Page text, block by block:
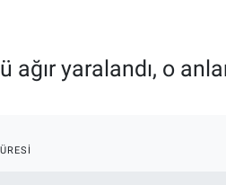
yaralandı, o